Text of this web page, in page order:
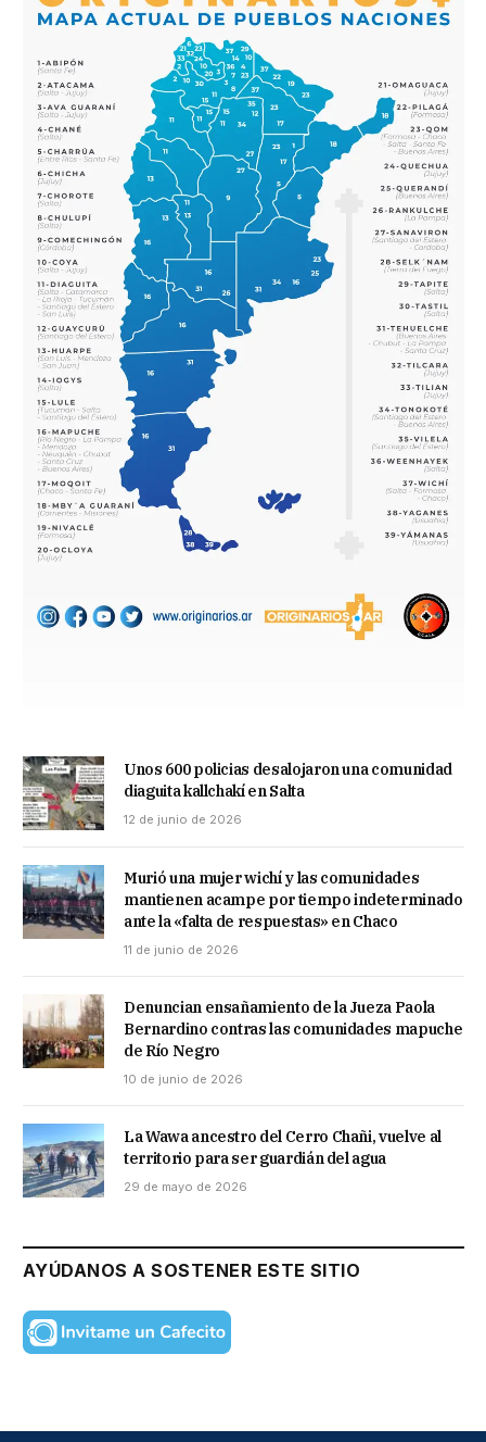
Unos 600 policias desalojaron una comunidad
diaguita kallchakí en Salta
12 de junio de 2026
Murió una mujer wichí y las comunidades
mantienen acampe por tiempo indeterminado
ante la «falta de respuestas» en Chaco
11 de junio de 2026
Denuncian ensañamiento de la Jueza Paola
Bernardino contras las comunidades mapuche
de Río Negro
10 de junio de 2026
La Wawa ancestro del Cerro Chañi, vuelve al
territorio para ser guardián del agua
29 de mayo de 2026
AYÚDANOS A SOSTENER ESTE SITIO